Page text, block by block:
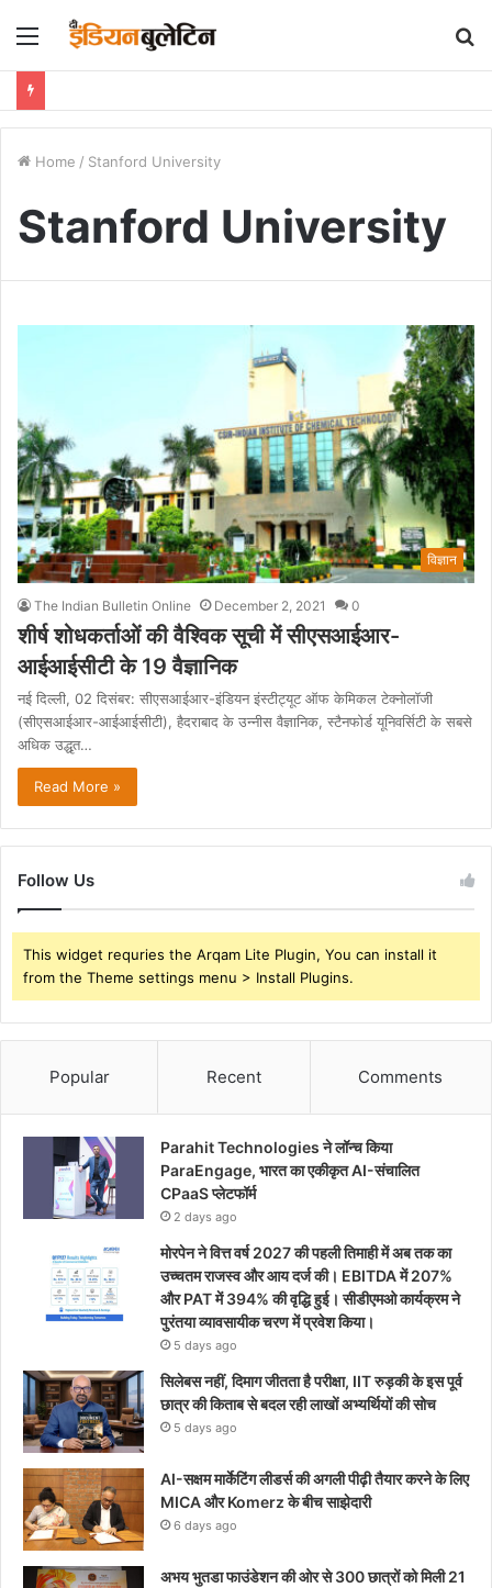
Menu
Home / Stanford University
Stanford University
विज्ञान
The Indian Bulletin Online December 2, 2021 0
शीर्ष शोधकर्ताओं की वैश्विक सूची में सीएसआईआर-
आईआईसीटी के 19 वैज्ञानिक
नई दिल्ली, 02 दिसंबर: सीएसआईआर-इंडियन इंस्टीट्यूट ऑफ केमिकल टेक्नोलॉजी
(सीएसआईआर-आईआईसीटी), हैदराबाद के उन्नीस वैज्ञानिक, स्टैनफोर्ड यूनिवर्सिटी के सबसे
अधिक उद्धृत…
Read More »
Follow Us
This widget requries the Arqam Lite Plugin, You can install it
from the Theme settings menu > Install Plugins.
Popular Recent Comments
Parahit Technologies ने लॉन्च किया
ParaEngage, भारत का एकीकृत AI-संचालित
CPaaS प्लेटफॉर्म
2 days ago
मोरपेन ने वित्त वर्ष 2027 की पहली तिमाही में अब तक का
उच्चतम राजस्व और आय दर्ज की। EBITDA में 207%
और PAT में 394% की वृद्धि हुई। सीडीएमओ कार्यक्रम ने
पुरंतया व्यावसायीक चरण में प्रवेश किया।
5 days ago
सिलेबस नहीं, दिमाग जीतता है परीक्षा, IIT रुड़की के इस पूर्व
छात्र की किताब से बदल रही लाखों अभ्यर्थियों की सोच
5 days ago
AI-सक्षम मार्केटिंग लीडर्स की अगली पीढ़ी तैयार करने के लिए
MICA और Komerz के बीच साझेदारी
6 days ago
अभय भुतडा फाउंडेशन की ओर से 300 छात्रों को मिली 21